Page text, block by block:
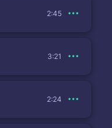
2:45
3:21
2:24